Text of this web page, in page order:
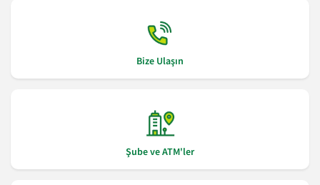
Bize Ulaşın
Şube ve ATM'ler